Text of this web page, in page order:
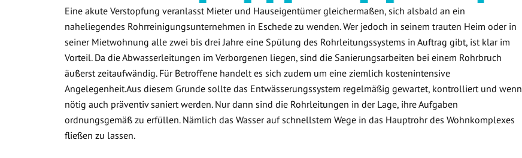
Eine akute Verstopfung veranlasst Mieter und Hauseigentümer gleichermaßen, sich alsbald an ein
naheliegendes Rohrreinigungsunternehmen in Eschede zu wenden. Wer jedoch in seinem trauten Heim oder in
seiner Mietwohnung alle zwei bis drei Jahre eine Spülung des Rohrleitungssystems in Auftrag gibt, ist klar im
Vorteil. Da die Abwasserleitungen im Verborgenen liegen, sind die Sanierungsarbeiten bei einem Rohrbruch
äußerst zeitaufwändig. Für Betroffene handelt es sich zudem um eine ziemlich kostenintensive
Angelegenheit.Aus diesem Grunde sollte das Entwässerungssystem regelmäßig gewartet, kontrolliert und wenn
nötig auch präventiv saniert werden. Nur dann sind die Rohrleitungen in der Lage, ihre Aufgaben
ordnungsgemäß zu erfüllen. Nämlich das Wasser auf schnellstem Wege in das Hauptrohr des Wohnkomplexes
fließen zu lassen.